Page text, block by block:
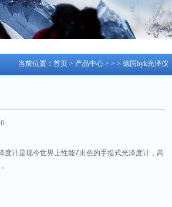
当前位置： 首页 > 产品中心 > > > 德国byk光泽仪
度计是现今世界上性能Z出色的手提式光泽度计，高